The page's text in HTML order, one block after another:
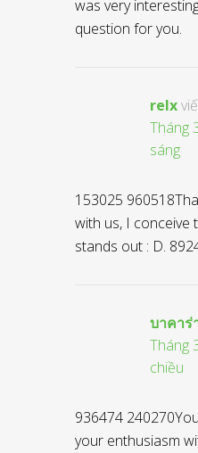
was very
question for you.
relx
Tháng
sáng
153025
with us, I conceive
stands out : D.
บาคาร่
Tháng
chiều
936474
your enthusiasm